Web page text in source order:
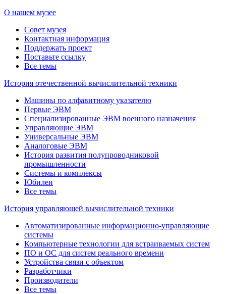
О нашем музее
Совет музея
Контактная информация
Поддержать проект
Поставьте ссылку
Все темы
История отечественной вычислительной техники
Машины по алфавитному указателю
Первые ЭВМ
Специализированные ЭВМ военного назначения
Управляющие ЭВМ
Универсальные ЭВМ
Аналоговые ЭВМ
История развития полупроводниковой
промышленности
Системы и комплексы
Юбилеи
Все темы
История управляющей вычислительной техники
Автоматизированные информационно-управляющие
системы
Компьютерные технологии для встраиваемых систем
ПО и ОС для систем реального времени
Устройства связи с объектом
Разработчики
Производители
Все темы